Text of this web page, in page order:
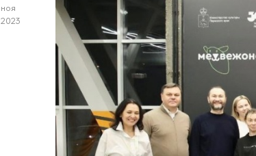
ноя
2023